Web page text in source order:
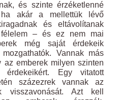
és szinte érzéketlenné
akár a mellettük lévő
és eltávolítanak
– és ez nem mai
még saját érdekeik
Vannak más
az emberek milyen szinten
Egy vitatott
százezrek vannak az
visszavonását. Azt kell